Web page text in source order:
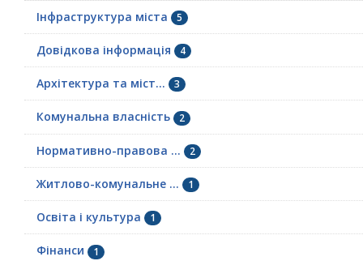
Інфраструктура міста 5
Довідкова інформація 4
Архітектура та міст... 3
Комунальна власність 2
Нормативно-правова ... 2
Житлово-комунальне ... 1
Освіта і культура 1
Фінанси 1